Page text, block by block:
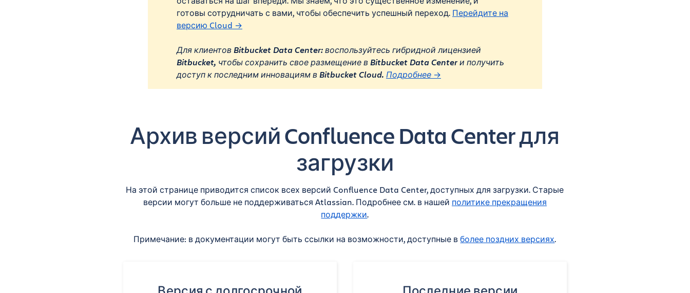
готовы сотрудничать с вами, чтобы обеспечить успешный переход. Перейдите на
версию Cloud →
Для клиентов Bitbucket Data Center: воспользуйтесь гибридной лицензией
Bitbucket, чтобы сохранить свое размещение в Bitbucket Data Center и получить
доступ к последним инновациям в Bitbucket Cloud. Подробнее →
Архив версий Confluence Data Center для
загрузки
На этой странице приводится список всех версий Confluence Data Center, доступных для загрузки. Старые
версии могут больше не поддерживаться Atlassian. Подробнее см. в нашей политике прекращения
поддержки.
Примечание: в документации могут быть ссылки на возможности, доступные вболее поздних версиях.